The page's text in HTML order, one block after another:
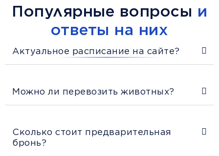
Популярные вопросы и
ответы на них
Актуальное расписание на сайте?
Можно ли перевозить животных?
Сколько стоит предварительная
бронь?